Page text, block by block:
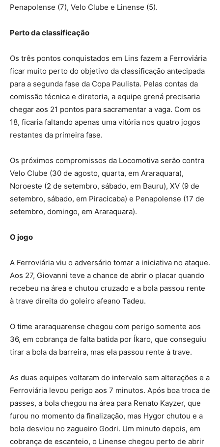
Penapolense (7), Velo Clube e Linense (5).
Perto da classificação
Os três pontos conquistados em Lins fazem a Ferroviária
ficar muito perto do objetivo da classificação antecipada
para a segunda fase da Copa Paulista. Pelas contas da
comissão técnica e diretoria, a equipe grená precisaria
chegar aos 21 pontos para sacramentar a vaga. Com os
18, ficaria faltando apenas uma vitória nos quatro jogos
restantes da primeira fase.
Os próximos compromissos da Locomotiva serão contra
Velo Clube (30 de agosto, quarta, em Araraquara),
Noroeste (2 de setembro, sábado, em Bauru), XV (9 de
setembro, sábado, em Piracicaba) e Penapolense (17 de
setembro, domingo, em Araraquara).
O jogo
A Ferroviária viu o adversário tomar a iniciativa no ataque.
Aos 27, Giovanni teve a chance de abrir o placar quando
recebeu na área e chutou cruzado e a bola passou rente
à trave direita do goleiro afeano Tadeu.
O time araraquarense chegou com perigo somente aos
36, em cobrança de falta batida por Íkaro, que conseguiu
tirar a bola da barreira, mas ela passou rente à trave.
As duas equipes voltaram do intervalo sem alterações e a
Ferroviária levou perigo aos 7 minutos. Após boa troca de
passes, a bola chegou na área para Renato Kayzer, que
furou no momento da finalização, mas Hygor chutou e a
bola desviou no zagueiro Godri. Um minuto depois, em
cobrança de escanteio, o Linense chegou perto de abrir